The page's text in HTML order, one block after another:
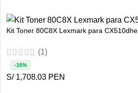
Kit Toner 80C8X Lexmark para
(1)
-16%
S/ 1,708.03 PEN